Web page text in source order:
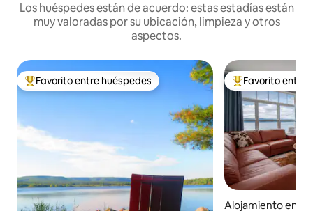
Los huéspedes están de acuerdo: estas estadías están
muy valoradas por su ubicación, limpieza y otros
aspectos.
Favorito entre huéspedes preferido
Favorito entre huéspedes Favorito entre
Favorito entre
Alojamiento en